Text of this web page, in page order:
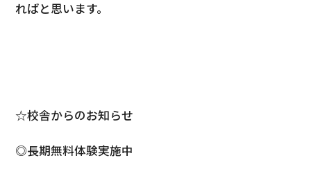
ればと思います。
☆校舎からのお知らせ
◎長期無料体験実施中